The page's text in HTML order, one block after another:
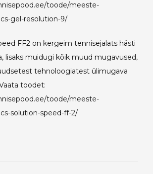
toode/meeste-
gel-resolution-9/
FF2 on kergeim tennisejalats hästi
lisaks muidugi kõik muud mugavused,
tehnoloogiatest ülimugava
toodet:
toode/meeste-
solution-speed-ff-2/